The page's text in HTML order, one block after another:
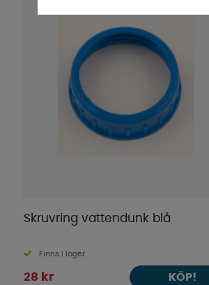
Skruvring vattendunk blå
Finns i lager
28 kr KÖP!